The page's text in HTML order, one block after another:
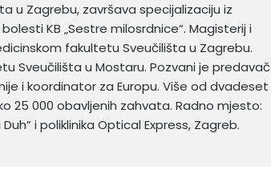
u Zagrebu, završava specijalizaciju iz
KB „Sestre milosrdnice“. Magisterij i
fakultetu Sveučilišta u Zagrebu.
Sveučilišta u Mostaru. Pozvani je predavač
i koordinator za Europu. Više od dvadeset
25 000 obavljenih zahvata. Radno mjesto:
i poliklinika Optical Express, Zagreb.